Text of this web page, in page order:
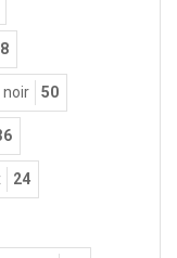
noir 50
24